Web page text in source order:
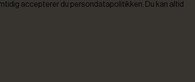
accepterer du persondatapolitikken. Du kan altid